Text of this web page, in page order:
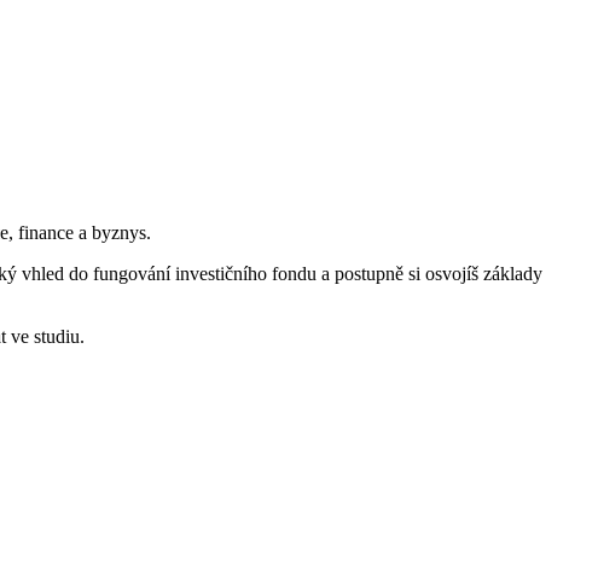
finance a byznys.
vhled do fungování investičního fondu a postupně si osvojíš základy
ve studiu.